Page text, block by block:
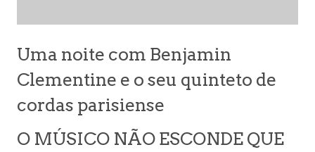
Uma noite com Benjamin
Clementine e o seu quinteto de
cordas parisiense
O MÚSICO NÃO ESCONDE QUE